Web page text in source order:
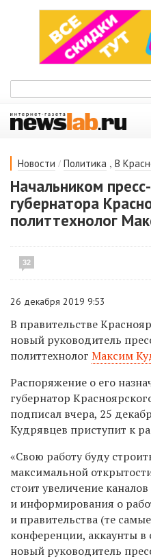
Новости / Политика , В
Начальником
губернатора
политтехнолог
32
26 декабря 2019 9:53
В правительстве
новый руководитель
политтехнолог Максим
Распоряжение о его
губернатор
подписал вчера, 25
Кудрявцев приступит к
«Свою работу буду
максимальной
стоит увеличение
и информирования о
и правительства (те
конференции, аккаунты в
новый руководитель